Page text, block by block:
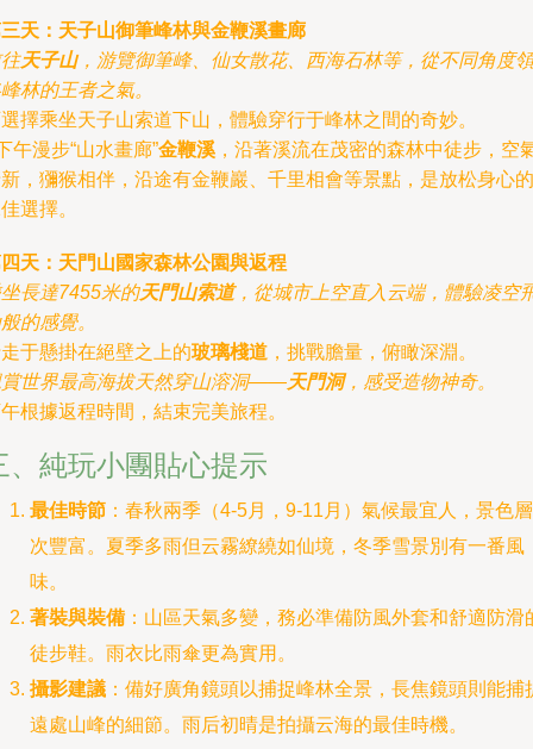
天：天子山御筆峰林與金鞭溪畫廊
天子山，游覽御筆峰、仙女散花、西海石林等，從不同角度領
林的王者之氣。
擇乘坐天子山索道下山，體驗穿行于峰林之間的奇妙。
午漫步“山水畫廊”金鞭溪 ，沿著溪流在茂密的森林中徒步，空
，獼猴相伴，沿途有金鞭巖、千里相會等景點，是放松身心的
選擇。
天：天門山國家森林公園與返程
長達7455米的天門山索道，從城市上空直入云端，體驗凌空
的感覺。
于懸掛在絕壁之上的玻璃棧道 ，挑戰膽量，俯瞰深淵。
世界最高海拔天然穿山溶洞——天門洞，感受造物神奇。
根據返程時間，結束完美旅程。
、純玩小團貼心提示
最佳時節 ：春秋兩季（4-5月，9-11月）氣候最宜人，景色層
次豐富。夏季多雨但云霧繚繞如仙境，冬季雪景別有一番風
味。
著裝與裝備 ：山區天氣多變，務必準備防風外套和舒適防滑
徒步鞋。雨衣比雨傘更為實用。
攝影建議 ：備好廣角鏡頭以捕捉峰林全景，長焦鏡頭則能捕
遠處山峰的細節。雨后初晴是拍攝云海的最佳時機。